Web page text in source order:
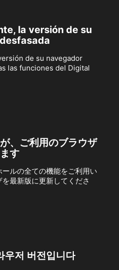
la versión de su
de su navegador
las funciones del Digital
、ご利用のブラウザ
す
ルの全ての機能をご利用い
最新版に更新してくださ
우저 버전입니다